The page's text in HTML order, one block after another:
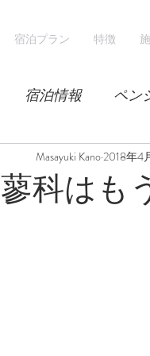
宿泊プラン 特徴
宿泊情報 ペン
宿泊 気候
蓼科はも
Masayuki Kano 2018年4